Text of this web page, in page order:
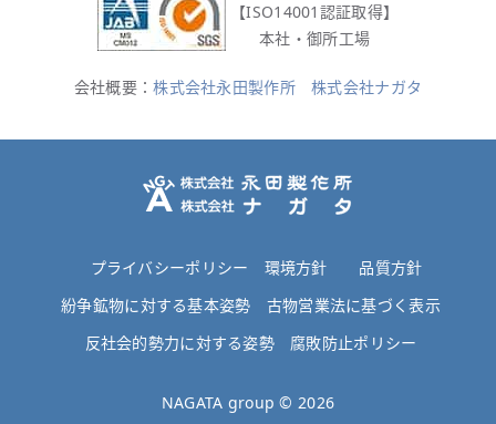
【ISO14001認証取得】
本社・御所工場
会社概要：株式会社永田製作所 株式会社ナガタ
プライバシーポリシー 環境方針
品質方針
紛争鉱物に対する基本姿勢
古物営業法に基づく表示
反社会的勢力に対する姿勢
腐敗防止ポリシー
NAGATA group ©2026